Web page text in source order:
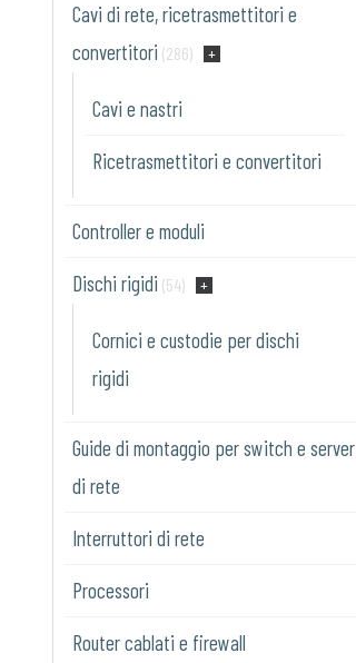
Cavi di rete, ricetrasmettitori e
convertitori (286)
Cavi e nastri
Ricetrasmettitori e convertitori
Controller e moduli
Dischi rigidi (54)
Cornici e custodie per dischi
rigidi
Guide di montaggio per switch e server
di rete
Interruttori di rete
Processori
Router cablati e firewall